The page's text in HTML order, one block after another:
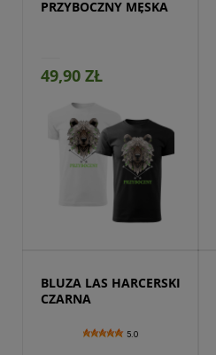
PRZYBOCZNY MĘSKA
49,90 ZŁ
Przejdź do produktu
BLUZA LAS HARCERSKI
CZARNA
5.0